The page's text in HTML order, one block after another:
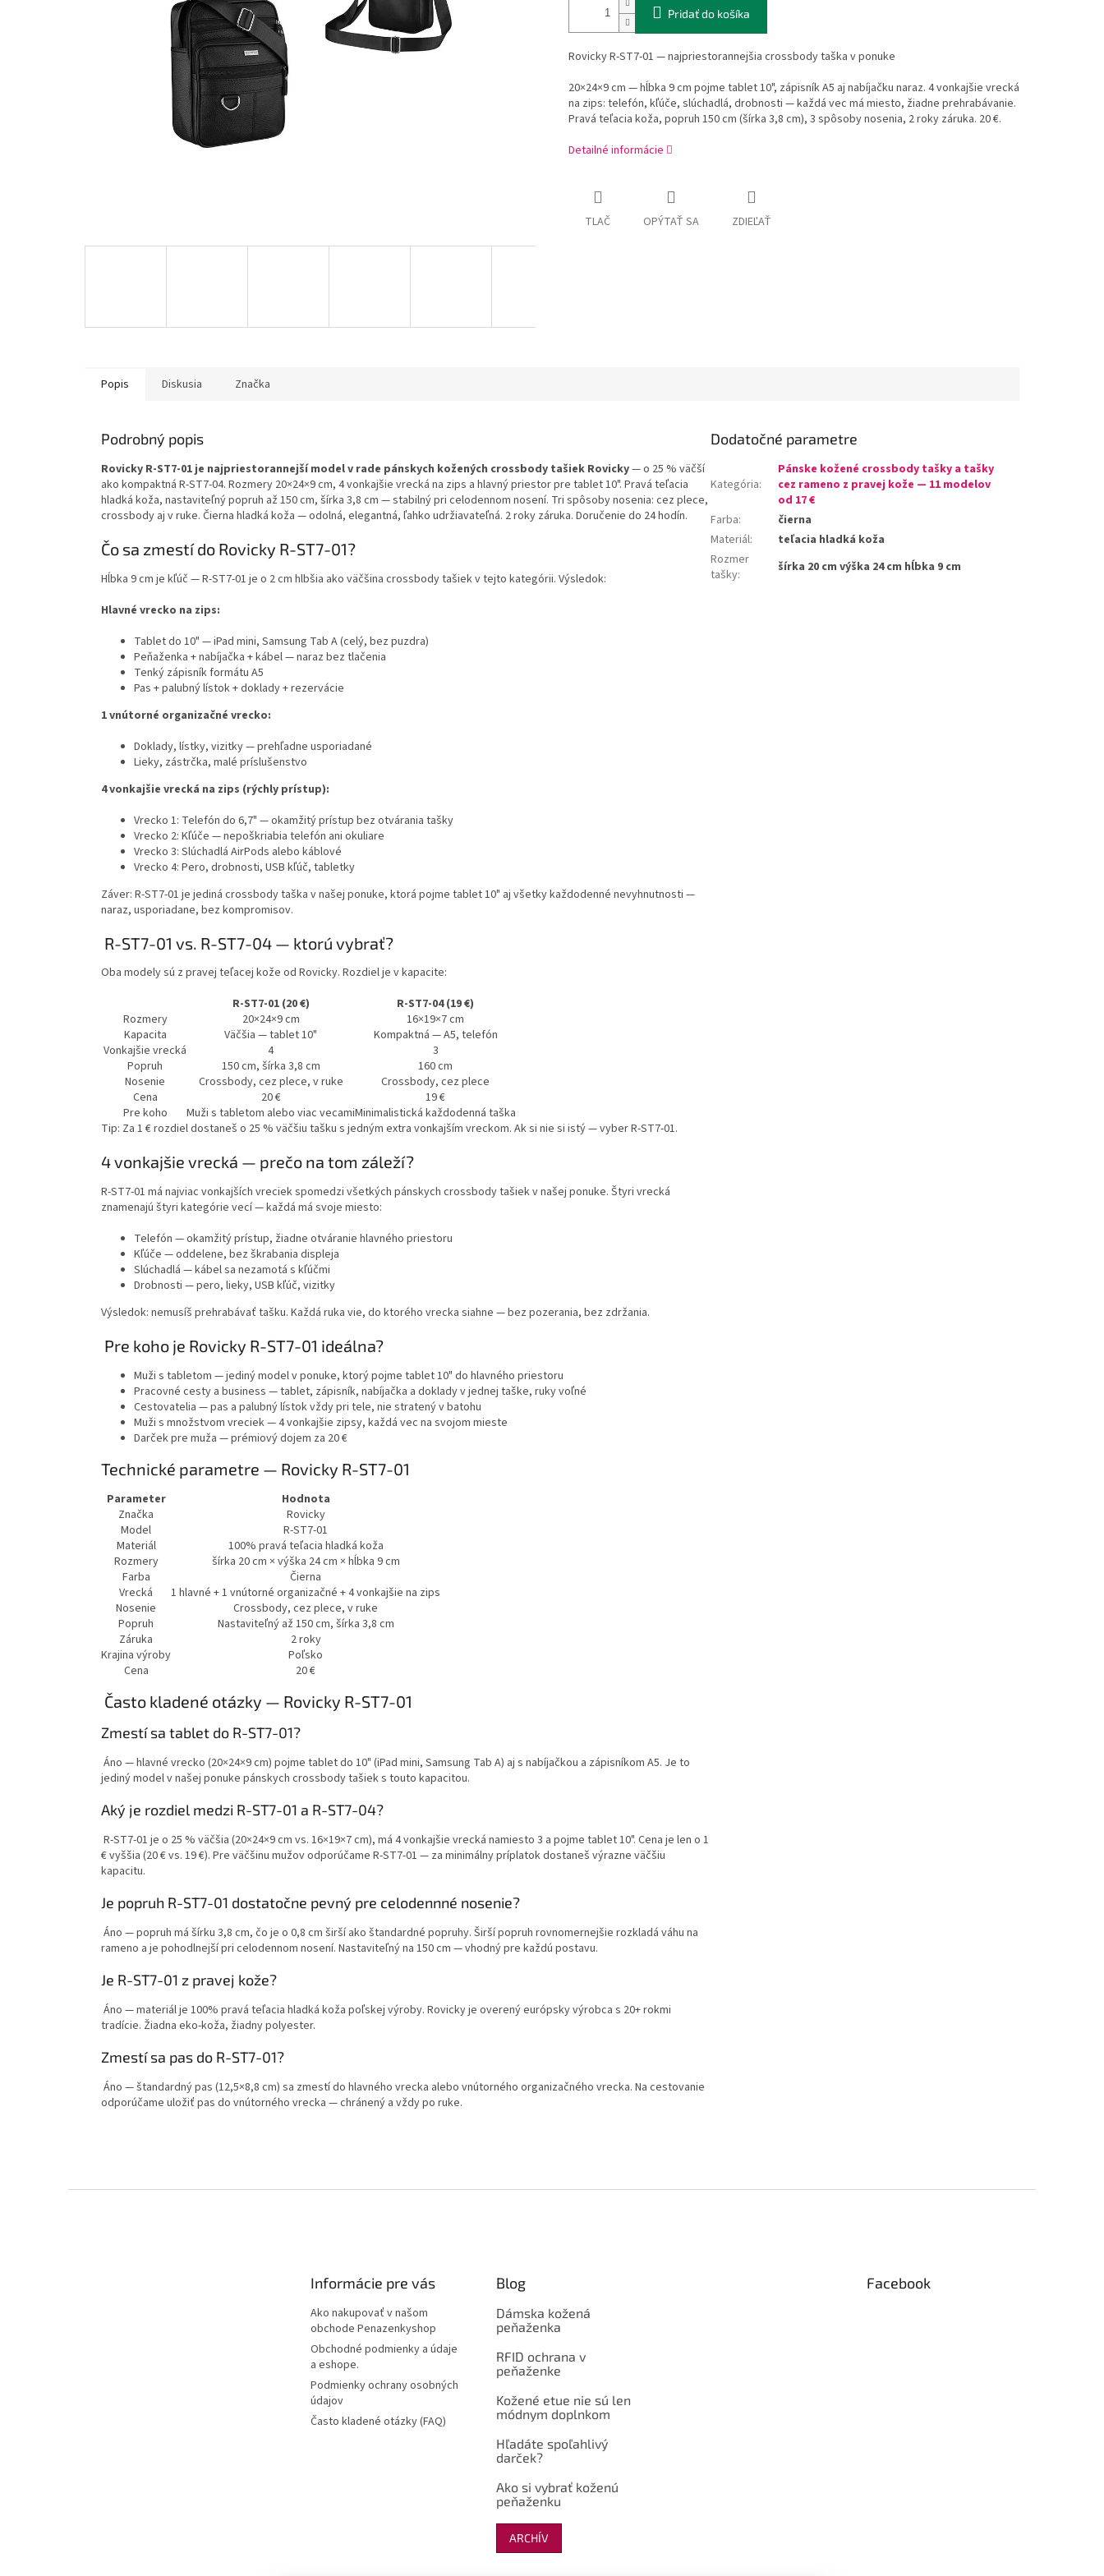
Pridať do košíka
Rovicky R-ST7-01 — najpriestorannejšia crossbody taška v ponuke
20×24×9 cm — hĺbka 9 cm pojme tablet 10", zápisník A5 aj nabíjačku naraz. 4 vonkajšie vrecká
na zips: telefón, kľúče, slúchadlá, drobnosti — každá vec má miesto, žiadne prehrabávanie.
Pravá teľacia koža, popruh 150 cm (šírka 3,8 cm), 3 spôsoby nosenia, 2 roky záruka. 20 €.
Detailné informácie
TLAČ OPÝTAŤ SA ZDIEĽAŤ
Popis Diskusia Značka
Podrobný popis
Rovicky R-ST7-01 je najpriestorannejší model v rade pánskych kožených crossbody tašiek Rovicky— o 25 % väčší
ako kompaktná R-ST7-04. Rozmery 20×24×9 cm, 4 vonkajšie vrecká na zips a hlavný priestor pre tablet 10". Pravá teľacia
hladká koža, nastaviteľný popruh až 150 cm, šírka 3,8 cm — stabilný pri celodennom nosení. Tri spôsoby nosenia: cez plece,
crossbody aj v ruke. Čierna hladká koža — odolná, elegantná, ľahko udržiavateľná. 2 roky záruka. Doručenie do 24 hodín.
Čo sa zmestí do Rovicky R-ST7-01?
Hĺbka 9 cm je kľúč — R-ST7-01 je o 2 cm hlbšia ako väčšina crossbody tašiek v tejto kategórii. Výsledok:
Hlavné vrecko na zips:
Tablet do 10" — iPad mini, Samsung Tab A (celý, bez puzdra)
Peňaženka + nabíjačka + kábel — naraz bez tlačenia
Tenký zápisník formátu A5
Pas + palubný lístok + doklady + rezervácie
1 vnútorné organizačné vrecko:
Doklady, lístky, vizitky — prehľadne usporiadané
Lieky, zástrčka, malé príslušenstvo
4 vonkajšie vrecká na zips (rýchly prístup):
Vrecko 1: Telefón do 6,7" — okamžitý prístup bez otvárania tašky
Vrecko 2: Kľúče — nepoškriabia telefón ani okuliare
Vrecko 3: Slúchadlá AirPods alebo káblové
Vrecko 4: Pero, drobnosti, USB kľúč, tabletky
Záver: R-ST7-01 je jediná crossbody taška v našej ponuke, ktorá pojme tablet 10" aj všetky každodenné nevyhnutnosti —
naraz, usporiadane, bez kompromisov.
R-ST7-01 vs. R-ST7-04 — ktorú vybrať?
Oba modely sú z pravej teľacej kože od Rovicky. Rozdiel je v kapacite:
R-ST7-01 (20 €)
R-ST7-04 (19 €)
Rozmery
20×24×9 cm
16×19×7 cm
Kapacita
Väčšia — tablet 10"
Kompaktná — A5, telefón
Vonkajšie vrecká
4
3
Popruh
150 cm, šírka 3,8 cm
160 cm
Nosenie
Crossbody, cez plece, v ruke
Crossbody, cez plece
Cena
20 €
19 €
Pre koho
Muži s tabletom alebo viac vecamiMinimalistická každodenná taška
Tip: Za 1 € rozdiel dostaneš o 25 % väčšiu tašku s jedným extra vonkajším vreckom. Ak si nie si istý — vyber R-ST7-01.
4 vonkajšie vrecká — prečo na tom záleží?
R-ST7-01 má najviac vonkajších vreciek spomedzi všetkých pánskych crossbody tašiek v našej ponuke. Štyri vrecká
znamenajú štyri kategórie vecí — každá má svoje miesto:
Telefón — okamžitý prístup, žiadne otváranie hlavného priestoru
Kľúče — oddelene, bez škrabania displeja
Slúchadlá — kábel sa nezamotá s kľúčmi
Drobnosti — pero, lieky, USB kľúč, vizitky
Výsledok: nemusíš prehrabávať tašku. Každá ruka vie, do ktorého vrecka siahne — bez pozerania, bez zdržania.
Pre koho je Rovicky R-ST7-01 ideálna?
Muži s tabletom — jediný model v ponuke, ktorý pojme tablet 10" do hlavného priestoru
Pracovné cesty a business — tablet, zápisník, nabíjačka a doklady v jednej taške, ruky voľné
Cestovatelia — pas a palubný lístok vždy pri tele, nie stratený v batohu
Muži s množstvom vreciek— 4 vonkajšie zipsy, každá vec na svojom mieste
Darček pre muža — prémiový dojem za 20 €
Technické parametre — Rovicky R-ST7-01
Parameter
Hodnota
Značka
Rovicky
Model
R-ST7-01
Materiál
100% pravá teľacia hladká koža
Rozmery
šírka 20 cm × výška 24 cm × hĺbka 9 cm
Farba
Čierna
Vrecká
1 hlavné + 1 vnútorné organizačné + 4 vonkajšie na zips
Nosenie
Crossbody, cez plece, v ruke
Popruh
Nastaviteľný až 150 cm, šírka 3,8 cm
Záruka
2 roky
Krajina výroby
Poľsko
Cena
20 €
Často kladené otázky — Rovicky R-ST7-01
Zmestí sa tablet do R-ST7-01?
Áno — hlavné vrecko (20×24×9 cm) pojme tablet do 10" (iPad mini, Samsung Tab A) aj s nabíjačkou a zápisníkom A5. Je to
jediný model v našej ponuke pánskych crossbody tašiek s touto kapacitou.
Aký je rozdiel medzi R-ST7-01 a R-ST7-04?
R-ST7-01 je o 25 % väčšia (20×24×9 cm vs. 16×19×7 cm), má 4 vonkajšie vrecká namiesto 3 a pojme tablet 10". Cena je len o 1
€ vyššia (20 € vs. 19 €). Pre väčšinu mužov odporúčame R-ST7-01 — za minimálny príplatok dostaneš výrazne väčšiu
kapacitu.
Je popruh R-ST7-01 dostatočne pevný pre celodennné nosenie?
Áno — popruh má šírku 3,8 cm, čo je o 0,8 cm širší ako štandardné popruhy. Širší popruh rovnomernejšie rozkladá váhu na
rameno a je pohodlnejší pri celodennom nosení. Nastaviteľný na 150 cm — vhodný pre každú postavu.
Je R-ST7-01 z pravej kože?
Áno — materiál je 100% pravá teľacia hladká koža poľskej výroby. Rovicky je overený európsky výrobca s 20+ rokmi
tradície. Žiadna eko-koža, žiadny polyester.
Zmestí sa pas do R-ST7-01?
Áno — štandardný pas (12,5×8,8 cm) sa zmestí do hlavného vrecka alebo vnútorného organizačného vrecka. Na cestovanie
odporúčame uložiť pas do vnútorného vrecka — chránený a vždy po ruke.
Dodatočné parametre
Kategória:
Pánske kožené crossbody tašky a tašky
cez rameno z pravej kože — 11 modelov
od 17 €
Farba:
čierna
Materiál:
teľacia hladká koža
Rozmer
tašky: šírka 20 cm výška 24 cm hĺbka 9 cm
Informácie pre vás
Ako nakupovať v našom
obchode Penazenkyshop
Obchodné podmienky a údaje
a eshope.
Podmienky ochrany osobných
údajov
Často kladené otázky (FAQ)
Blog
Dámska kožená
peňaženka
RFID ochrana v
peňaženke
Kožené etue nie sú len
módnym doplnkom
Hľadáte spoľahlivý
darček?
Ako si vybrať koženú
peňaženku
ARCHÍV
Facebook